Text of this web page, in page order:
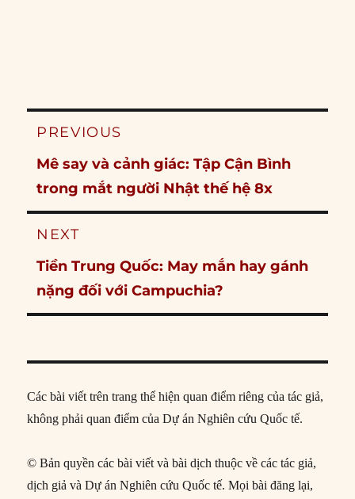
Post
PREVIOUS
Previous
post:
Mê say và cảnh giác: Tập Cận Bình
trong mắt người Nhật thế hệ 8x
NEXT
Next
post:
Tiền Trung Quốc: May mắn hay gánh
nặng đối với Campuchia?
Các bài viết trên trang thể hiện quan điểm riêng của tác giả,
không phải quan điểm của Dự án Nghiên cứu Quốc tế.
© Bản quyền các bài viết và bài dịch thuộc về các tác giả,
dịch giả và Dự án Nghiên cứu Quốc tế. Mọi bài đăng lại,